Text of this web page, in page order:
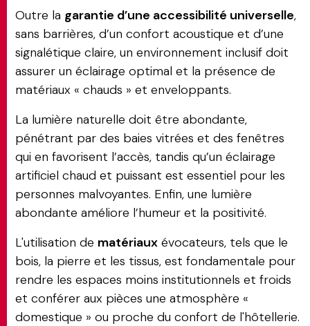
Outre la garantie d’une accessibilité universelle,
sans barrières, d’un confort acoustique et d’une
signalétique claire, un environnement inclusif doit
assurer un éclairage optimal et la présence de
matériaux « chauds » et enveloppants.
La lumière naturelle doit être abondante,
pénétrant par des baies vitrées et des fenêtres
qui en favorisent l’accès, tandis qu’un éclairage
artificiel chaud et puissant est essentiel pour les
personnes malvoyantes. Enfin, une lumière
abondante améliore l’humeur et la positivité.
L'utilisation de matériaux évocateurs, tels que le
bois, la pierre et les tissus, est fondamentale pour
rendre les espaces moins institutionnels et froids
et conférer aux pièces une atmosphère «
domestique » ou proche du confort de l'hôtellerie.